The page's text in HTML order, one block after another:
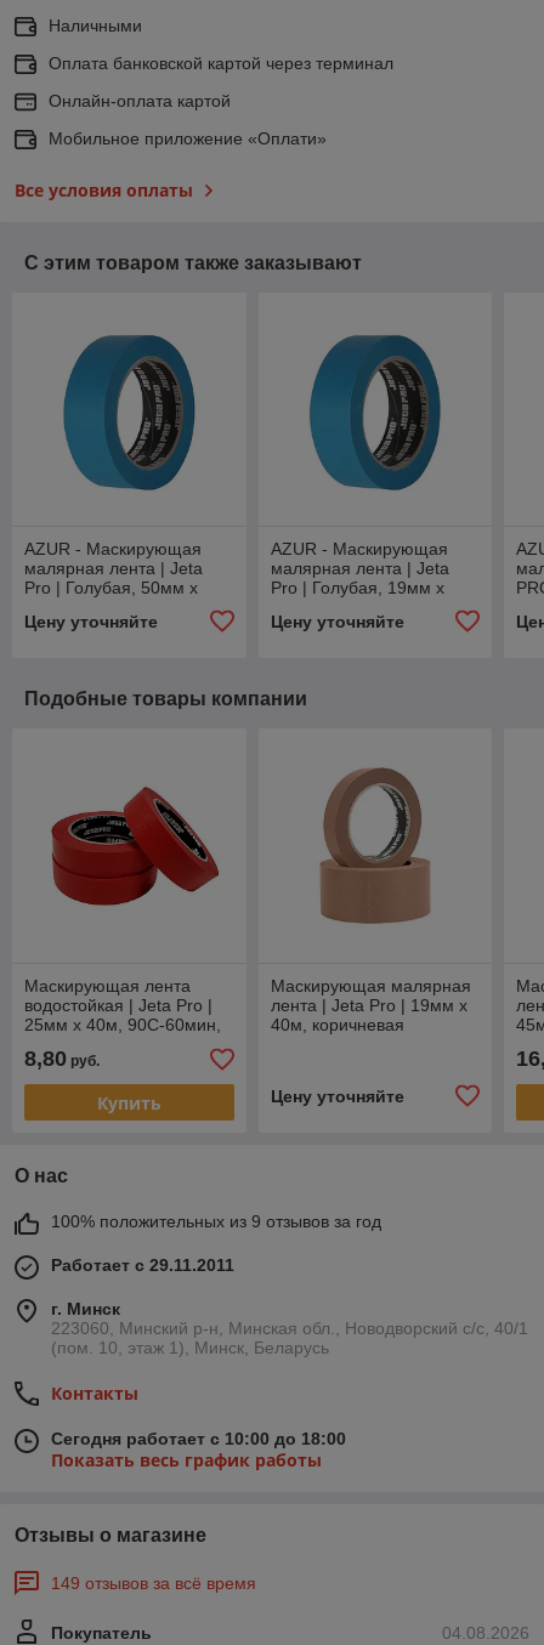
Наличными
Оплата банковской картой через терминал
Онлайн-оплата картой
Мобильное приложение «Оплати»
Все условия оплаты
С этим товаром также заказывают
AZUR - Маскирующая
малярная лента | Jeta
Pro | Голубая, 50мм х
Цену уточняйте
AZUR - Маскирующая
малярная лента | Jeta
Pro | Голубая, 19мм х
Цену уточняйте
Подобные товары компании
Маскирующая лента
водостойкая | Jeta Pro |
25мм х 40м, 90С-60мин,
8,80 руб.
Купить
Маскирующая малярная
лента | Jeta Pro | 19мм х
40м, коричневая
Цену уточняйте
О нас
100% положительных из 9 отзывов за год
Работает с 29.11.2011
г. Минск
223060, Минский р-н, Минская обл., Новодворский с/с, 40/1
(пом. 10, этаж 1), Минск, Беларусь
Контакты
Сегодня работает с 10:00 до 18:00
Показать весь график работы
Отзывы о магазине
149 отзывов за всё время
04.08.2026
Покупатель